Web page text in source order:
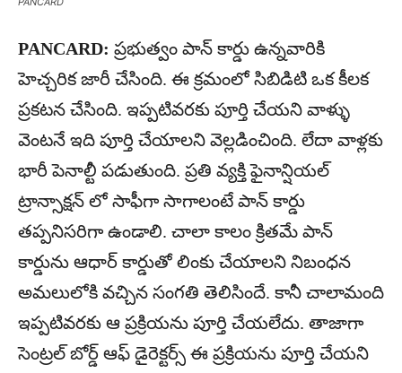
PANCARD: ప్రభుత్వం పాన్ కార్డు ఉన్నవారికి
హెచ్చరిక జారీ చేసింది. ఈ క్రమంలో సిబిడిటి ఒక కీలక
ప్రకటన చేసింది. ఇప్పటివరకు పూర్తి చేయని వాళ్ళు
వెంటనే ఇది పూర్తి చేయాలని వెల్లడించింది. లేదా వాళ్లకు
భారీ పెనాల్టీ పడుతుంది. ప్రతి వ్యక్తి ఫైనాన్షియల్
ట్రాన్సాక్షన్ లో సాఫీగా సాగాలంటే పాన్ కార్డు
తప్పనిసరిగా ఉండాలి. చాలా కాలం క్రితమే పాన్
కార్డును ఆధార్ కార్డుతో లింకు చేయాలని నిబంధన
అమలులోకి వచ్చిన సంగతి తెలిసిందే. కానీ చాలామంది
ఇప్పటివరకు ఆ ప్రక్రియను పూర్తి చేయలేదు. తాజాగా
సెంట్రల్ బోర్డ్ ఆఫ్ డైరెక్టర్స్ ఈ ప్రక్రియను పూర్తి చేయని